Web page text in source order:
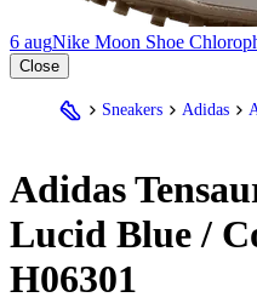
6 augNike Moon Shoe
Close
Sneakers Adidas
Adidas
Lucid Blue /
H06301